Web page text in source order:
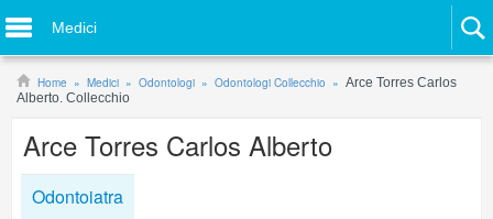
Medici
Home Medici Odontologi Odontologi Collecchio
Arce Torres Carlos
Alberto. Collecchio
Arce Torres Carlos Alberto
Odontoiatra